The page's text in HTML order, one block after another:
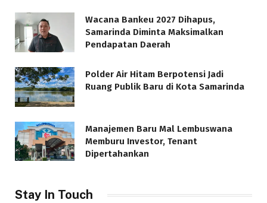
Wacana Bankeu 2027 Dihapus,
Samarinda Diminta Maksimalkan
Pendapatan Daerah
Polder Air Hitam Berpotensi Jadi
Ruang Publik Baru di Kota Samarinda
Manajemen Baru Mal Lembuswana
Memburu Investor, Tenant
Dipertahankan
Stay In Touch